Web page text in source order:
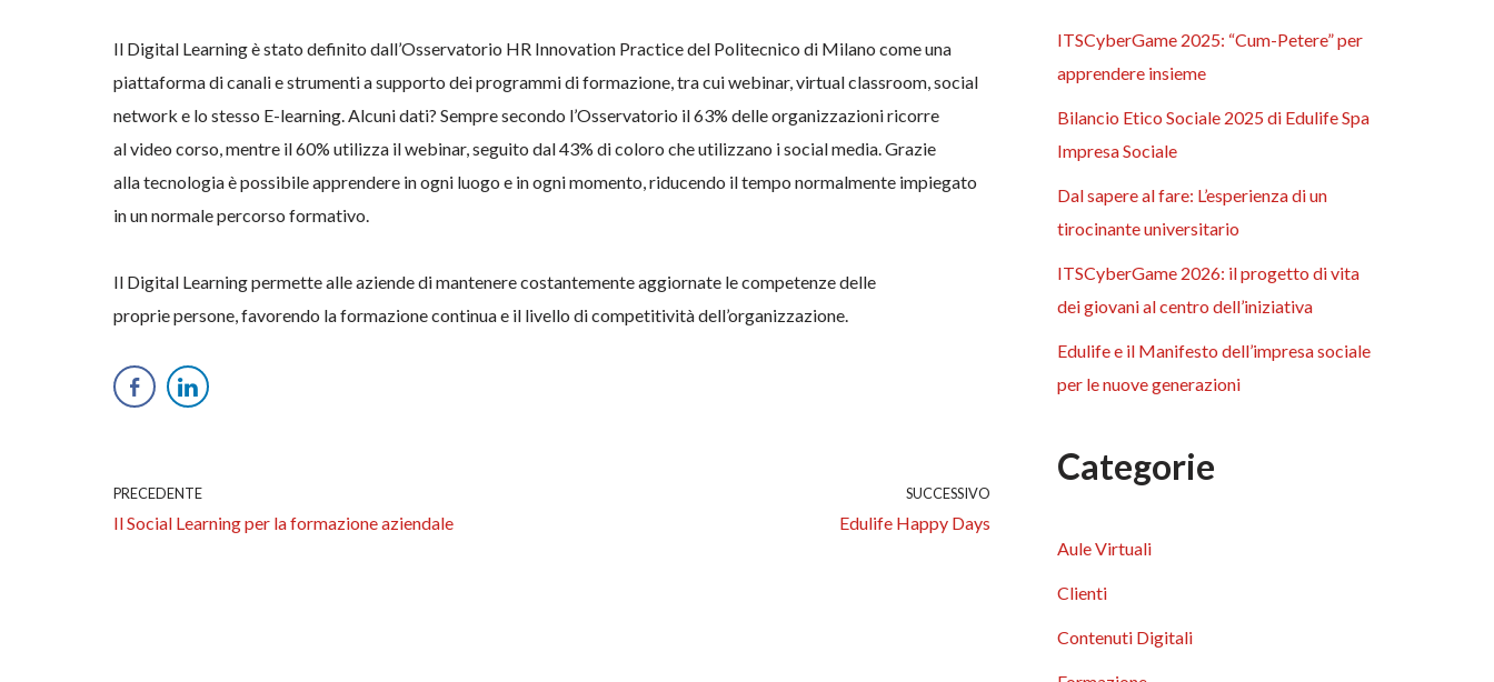
Il Digital Learning è stato definito dall’Osservatorio HR Innovation Practice del Politecnico di Milano come una
piattaforma di canali e strumenti a supporto dei programmi di formazione, tra cui webinar, virtual classroom, social
network e lo stesso E-learning. Alcuni dati? Sempre secondo l’Osservatorio il 63% delle organizzazioni ricorre
al video corso, mentre il 60% utilizza il webinar, seguito dal 43% di coloro che utilizzano i social media. Grazie
alla tecnologia è possibile apprendere in ogni luogo e in ogni momento, riducendo il tempo normalmente impiegato
in un normale percorso formativo.
Il Digital Learning permette alle aziende di mantenere costantemente aggiornate le competenze delle
proprie persone, favorendo la formazione continua e il livello di competitività dell’organizzazione.
PRECEDENTE
Il Social Learning per la formazione aziendale
SUCCESSIVO
Edulife Happy Days
ITSCyberGame 2025: “Cum-Petere” per
apprendere insieme
Bilancio Etico Sociale 2025 di Edulife Spa
Impresa Sociale
Dal sapere al fare: L’esperienza di un
tirocinante universitario
ITSCyberGame 2026: il progetto di vita
dei giovani al centro dell’iniziativa
Edulife e il Manifesto dell’impresa sociale
per le nuove generazioni
Categorie
Aule Virtuali
Clienti
Contenuti Digitali